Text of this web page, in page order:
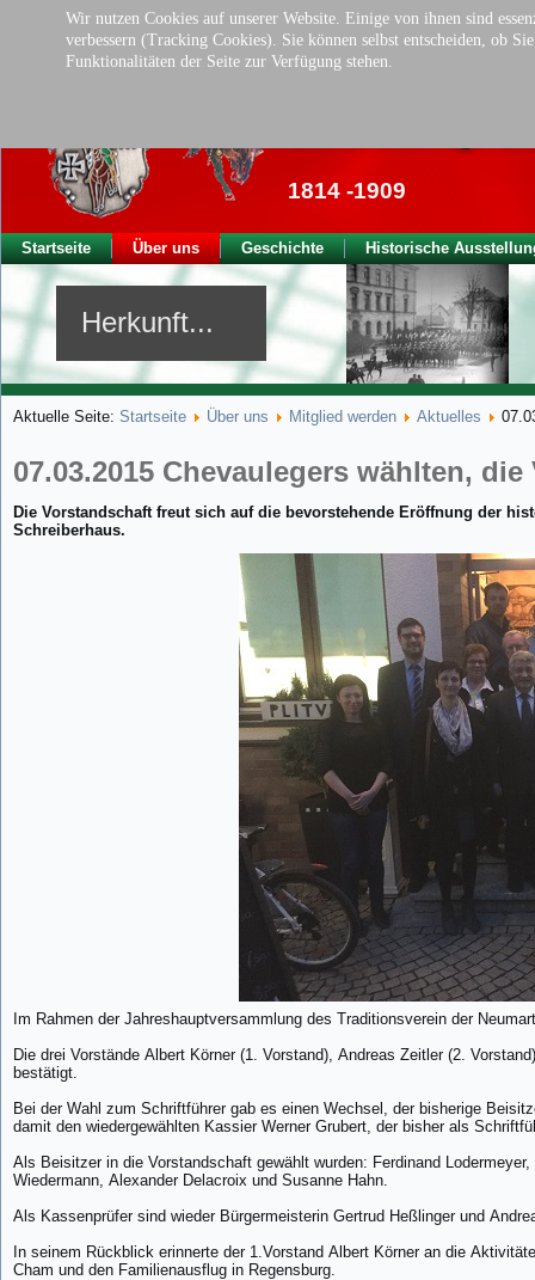
1814 -1909
Startseite Über uns Geschichte Historische
Herkunft...
Aktuelle Seite: Startseite Über uns Mitglied werden Aktuelles
07.03.2015 Chevaulegers wählten,
Die Vorstandschaft freut sich auf die bevorstehende Eröffnung der
Schreiberhaus.
Im Rahmen der Jahreshauptversammlung des Traditionsverein der
Die drei Vorstände Albert Körner (1. Vorstand), Andreas Zeitler (2.
bestätigt.
Bei der Wahl zum Schriftführer gab es einen Wechsel, der bisherige
damit den wiedergewählten Kassier Werner Grubert, der bisher als
Als Beisitzer in die Vorstandschaft gewählt wurden: Ferdinand
Wiedermann, Alexander Delacroix und Susanne Hahn.
Als Kassenprüfer sind wieder Bürgermeisterin Gertrud Heßlinger und
In seinem Rückblick erinnerte der 1.Vorstand Albert Körner an die
Cham und den Familienausflug in Regensburg.
Wir nutzen Cookies auf unserer Website. Einige von ihnen sind
verbessern (Tracking Cookies). Sie können selbst entscheiden, ob
Funktionalitäten der Seite zur Verfügung stehen.